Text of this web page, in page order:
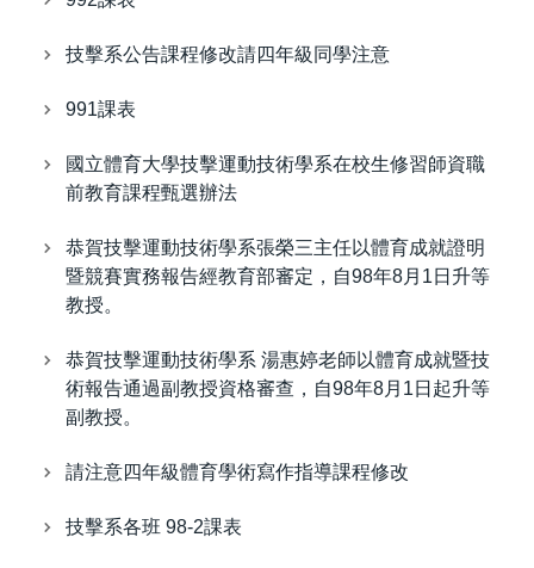
技擊系公告課程修改請四年級同學注意
991課表
國立體育大學技擊運動技術學系在校生修習師資職
前教育課程甄選辦法
恭賀技擊運動技術學系張榮三主任以體育成就證明
暨競賽實務報告經教育部審定，自98年8月1日升等
教授。
恭賀技擊運動技術學系 湯惠婷老師以體育成就暨技
術報告通過副教授資格審查，自98年8月1日起升等
副教授。
請注意四年級體育學術寫作指導課程修改
技擊系各班 98-2課表